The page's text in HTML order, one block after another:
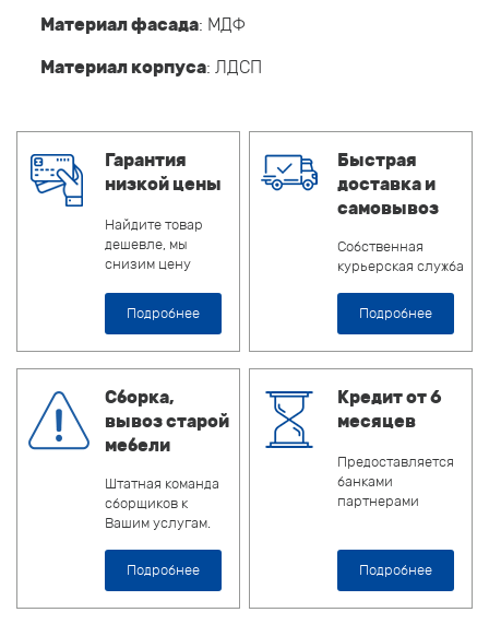
Материал фасада: МДФ
Материал корпуса: ЛДСП
Гарантия
низкой цены
Найдите товар
дешевле, мы
снизим цену
Подробнее
Быстрая
доставка и
самовывоз
Собственная
курьерская служба
Подробнее
Сборка,
вывоз старой
мебели
Штатная команда
сборщиков к
Вашим услугам.
Подробнее
Кредит от 6
месяцев
Предоставляется
банками
партнерами
Подробнее